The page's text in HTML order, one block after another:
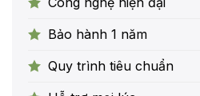
Bảo hành 1 năm
Quy trình tiêu chuẩn
Hỗ trợ mọi lúc